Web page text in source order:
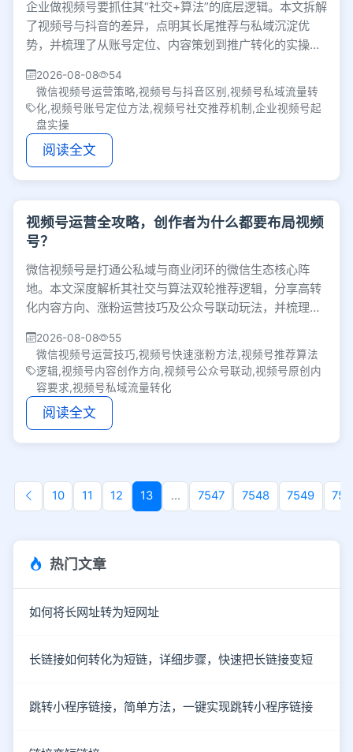
企业做视频号要抓住其“社交+算法”的底层逻辑。本文拆解
了视频号与抖音的差异，点明其长尾推荐与私域沉淀优
势，并梳理了从账号定位、内容策划到推广转化的实操指
2026-08-08
54
微信视频号运营策略,视频号与抖音区别,视频号私域流量转
化,视频号账号定位方法,视频号社交推荐机制,企业视频号起
盘实操
阅读全文
视频号运营全攻略，创作者为什么都要布局视频
号？
微信视频号是打通公私域与商业闭环的微信生态核心阵
地。本文深度解析其社交与算法双轮推荐逻辑，分享高转
化内容方向、涨粉运营技巧及公众号联动玩法，并梳理严
2026-08-08
55
微信视频号运营技巧,视频号快速涨粉方法,视频号推荐算法
逻辑,视频号内容创作方向,视频号公众号联动,视频号原创内
容要求,视频号私域流量转化
阅读全文
10 11 12 13 ... 7547 7548 7549
热门文章
如何将长网址转为短网址
长链接如何转化为短链，详细步骤，快速把长链接变短
跳转小程序链接，简单方法，一键实现跳转小程序链接